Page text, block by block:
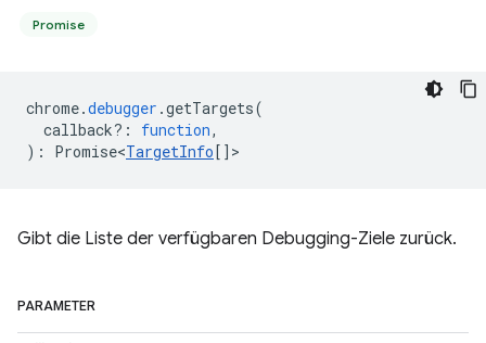
Promise
chrome.debugger .getTargets(
callback? : function,
) : Promise<TargetInfo[] >
Gibt die Liste der verfügbaren Debugging-Ziele zurück.
PARAMETER